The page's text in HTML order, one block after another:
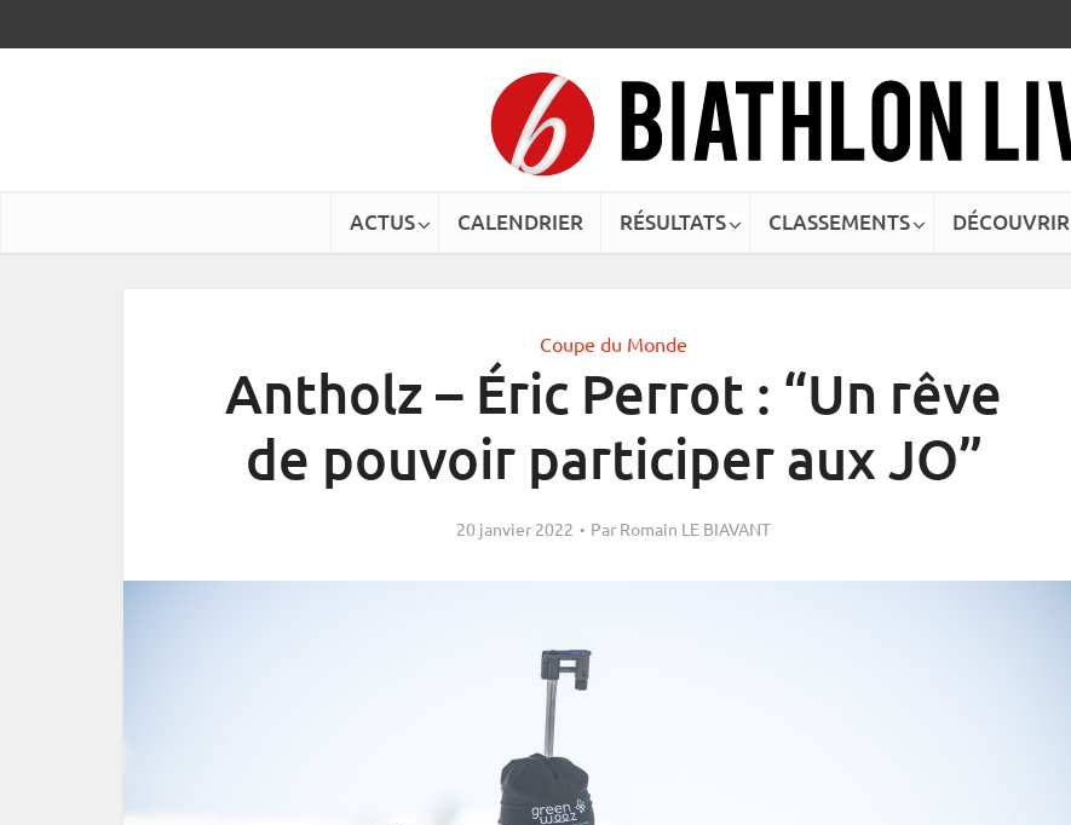
ACTUS CALENDRIER RÉSULTATS CLASSEMENTS DÉCOUVRIR
Coupe du Monde
Antholz – Éric Perrot : “Un rêve
de pouvoir participer aux JO”
20 janvier 2022 Par Romain LE BIAVANT